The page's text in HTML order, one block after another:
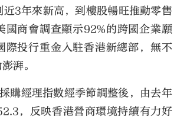
3年來新高，到樓股暢旺推動零售
國商會調查顯示92%的跨國企業願
際投行重金入駐香港新總部，無不
湃。
購經理指數經季節調整後，由去年
，反映香港營商環境持續有力好